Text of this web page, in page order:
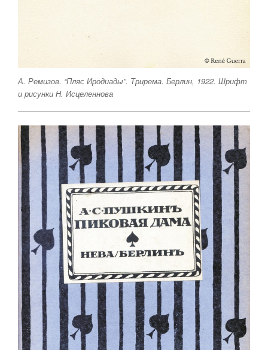
А. Ремизов. “Пляс Иродиады”. Трирема. Берлин, 1922. Шрифт
и рисунки Н. Исцеленнова